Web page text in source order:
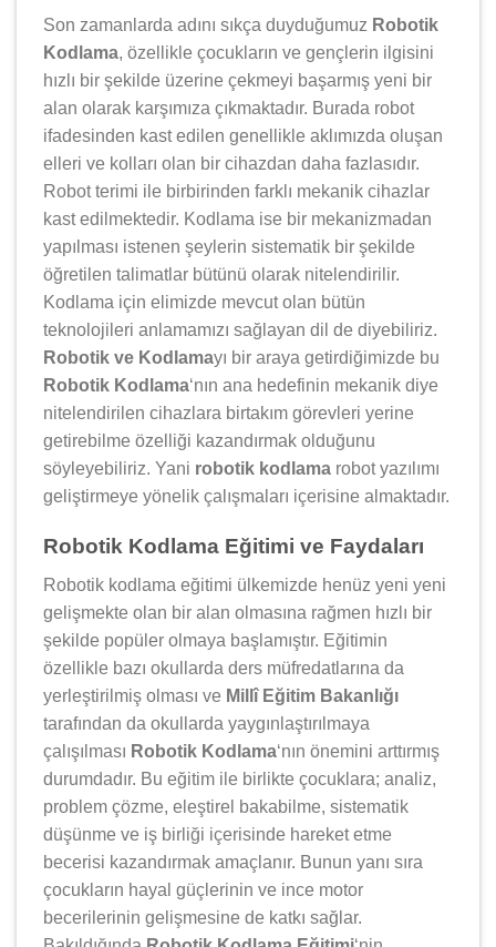
Son zamanlarda adını sıkça duyduğumuz Robotik
Kodlama, özellikle çocukların ve gençlerin ilgisini
hızlı bir şekilde üzerine çekmeyi başarmış yeni bir
alan olarak karşımıza çıkmaktadır. Burada robot
ifadesinden kast edilen genellikle aklımızda oluşan
elleri ve kolları olan bir cihazdan daha fazlasıdır.
Robot terimi ile birbirinden farklı mekanik cihazlar
kast edilmektedir. Kodlama ise bir mekanizmadan
yapılması istenen şeylerin sistematik bir şekilde
öğretilen talimatlar bütünü olarak nitelendirilir.
Kodlama için elimizde mevcut olan bütün
teknolojileri anlamamızı sağlayan dil de diyebiliriz.
Robotik ve Kodlamayı bir araya getirdiğimizde bu
Robotik Kodlama‘nın ana hedefinin mekanik diye
nitelendirilen cihazlara birtakım görevleri yerine
getirebilme özelliği kazandırmak olduğunu
söyleyebiliriz. Yani robotik kodlama robot yazılımı
geliştirmeye yönelik çalışmaları içerisine almaktadır.
Robotik Kodlama Eğitimi ve Faydaları
Robotik kodlama eğitimi ülkemizde henüz yeni yeni
gelişmekte olan bir alan olmasına rağmen hızlı bir
şekilde popüler olmaya başlamıştır. Eğitimin
özellikle bazı okullarda ders müfredatlarına da
yerleştirilmiş olması ve Millî Eğitim Bakanlığı
tarafından da okullarda yaygınlaştırılmaya
çalışılması Robotik Kodlama‘nın önemini arttırmış
durumdadır. Bu eğitim ile birlikte çocuklara; analiz,
problem çözme, eleştirel bakabilme, sistematik
düşünme ve iş birliği içerisinde hareket etme
becerisi kazandırmak amaçlanır. Bunun yanı sıra
çocukların hayal güçlerinin ve ince motor
becerilerinin gelişmesine de katkı sağlar.